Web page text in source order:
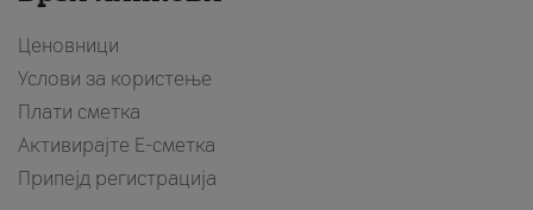
Ценовници
Услови за користење
Плати сметка
Активирајте Е-сметка
Припејд регистрација